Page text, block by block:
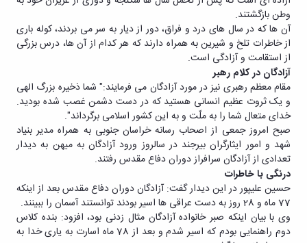
وطن بازگشتند.
آن ها که در سال های درد و فراق، دور از دیار به سر می بردند، کوله باری
از خاطرات تلخ و شیرین به همراه دارند که هر کدام از آن ها، درس بزرگی
از استقامت و آزادگی است.
آزادگان در کلام رهبر
مقام معظم رهبری نیز در مورد آزادگان می فرمایند:" شما ذخیره بزرگ الهی
و یک ثروت عظیم انسانی هستید که در دست دشمن غصب شده بودید.
خدای متعال شما را به ملّت و به این کشور اسلامی برگرداند".
صبح امروز جمعی از اصحاب رسانه خراسان جنوبی به همراه مدیر بنیاد
شهد و امور ایثارگران بیرجند در سالروز ورود آزادگان به میهن به دیدار
تعدادی از آزادگان سرافراز دوران دفاع مقدس رفتند.
درنگی با خاطرات
حسین علیپور در این دیدار گفت: آزادگان دوران دفاع مقدس بعد از اینکه
77 ماه و 28 روز به دست عراقی ها اسیر بودند توانستند آسمان را ببینند.
وی با بیان اینکه صبر خانواده آزادگان مثال زدنی بود، افزود: بنده کلاس
دوم راهنمایی بودم که اسیر شدم و بعد از 78 ماه اسارت به یاری خدا به